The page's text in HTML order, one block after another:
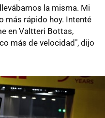
la misma. Mi
más rápido hoy. Intenté
en Valtteri Bottas,
más de velocidad", dijo